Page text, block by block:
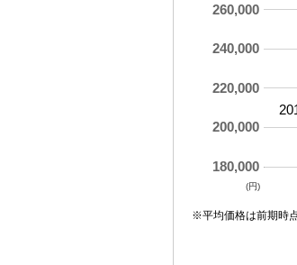
180,000
200,000
220,000
240,000
260,000
(円)
※平均価格は前期時